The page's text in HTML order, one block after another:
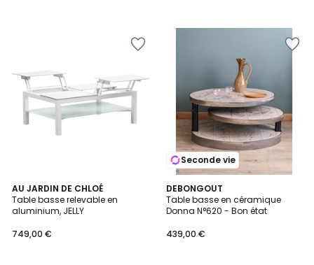
AU JARDIN DE CHLOÉ
Table basse relevable en
aluminium, JELLY
749,00 €
2
Couleurs
Seconde vie
DEBONGOUT
Table basse en céramique
Donna N°620 - Bon état
439,00 €